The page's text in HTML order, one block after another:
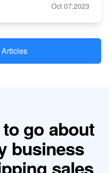
Oct 07,2023
go about
business
sales